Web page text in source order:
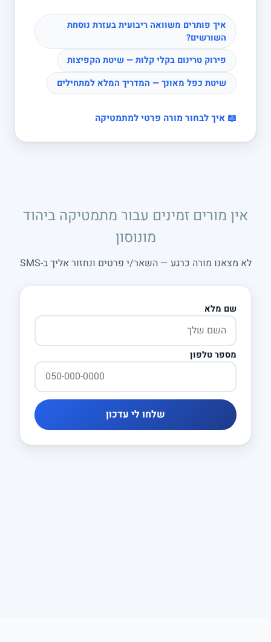
איך פותרים משוואה ריבועית בעזרת נוסחת
השורשים?
פירוק טרינום בקלי קלות — שיטת הקפיצות
שיטת כפל מאונך — המדריך המלא למתחילים
📖 איך לבחור מורה פרטי למתמטיקה
אין מורים זמינים עבור מתמטיקה ביהוד
מונוסון
לא מצאנו מורה כרגע — השאר/י פרטים ונחזור אליך ב-SMS
שם מלא
מספר טלפון
שלחו לי עדכון